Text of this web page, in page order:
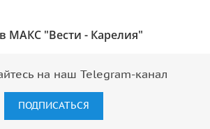
МАКС "Вести - Карелия"
на наш Telegram-канал
ПОДПИСАТЬСЯ